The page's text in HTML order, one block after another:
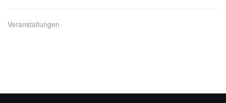
Veranstaltungen